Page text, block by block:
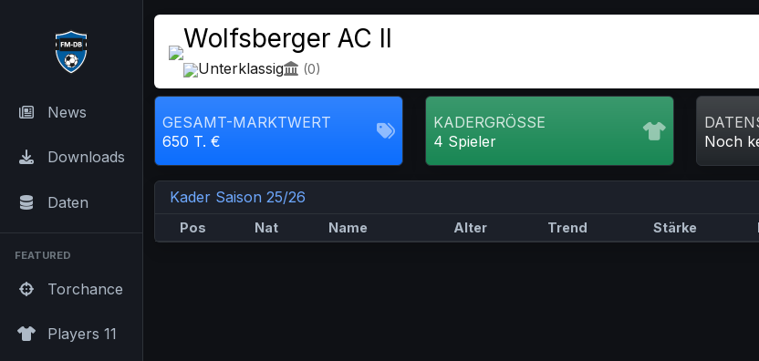
News
Downloads
Daten
FEATURED
Torchance
Players 11
Wolfsberger AC II
Unterklassig (0)
GESAMT-MARKTWERT
650 T. €
KADERGRÖSSE
4 Spieler
Noch
Kader Saison 25/26
Pos Nat Name Alter Trend Stärke